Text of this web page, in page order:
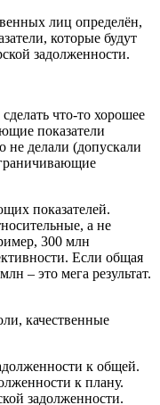
лиц определён,
которые будут
задолженности.
что-то хорошее
показатели
не делали (допускали
показателей.
а не
300 млн
Если общая
– это мега результат.
качественные
к общей.
к плану.
задолженности.